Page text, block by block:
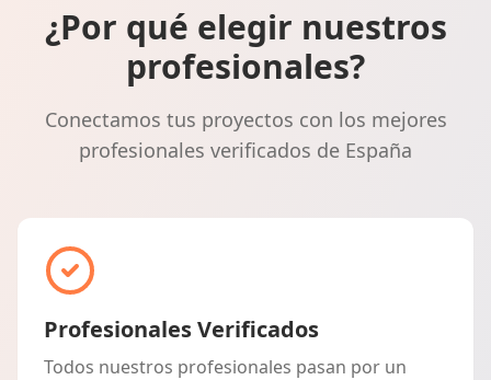
¿Por qué elegir nuestros
profesionales?
Conectamos tus proyectos con los mejores
profesionales verificados de España
Profesionales Verificados
Todos nuestros profesionales pasan por un